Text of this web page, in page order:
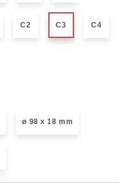
C2 C3 C4
ø 98 x 18 mm